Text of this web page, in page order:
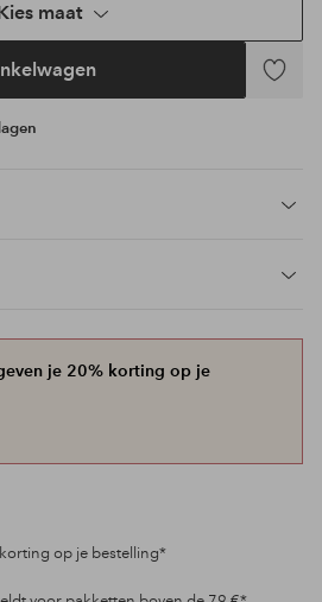
maat
je 20% korting op je
op je bestelling*